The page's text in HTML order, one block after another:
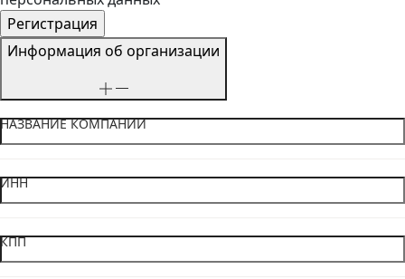
Информация об организации
НАЗВАНИЕ КОМПАНИИ
ИНН
КПП